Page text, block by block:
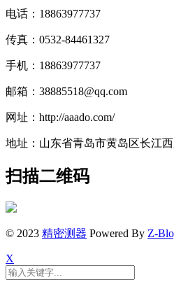
电话：18863977737
传真：0532-84461327
手机：18863977737
邮箱：38885518@qq.com
网址：http://aaado.com/
地址：山东省青岛市黄岛区长江
扫描二维码
© 2023 精密测器 Powered By Z-
X